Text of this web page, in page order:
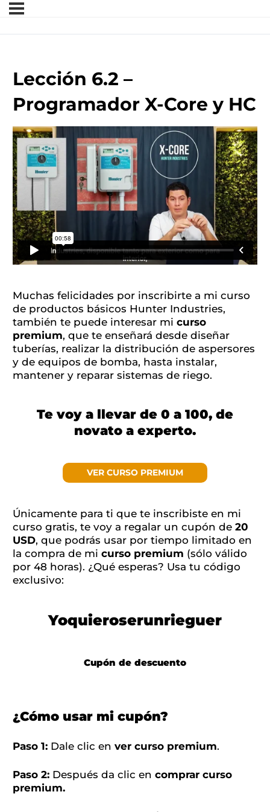
Lección 6.2 –
Programador X-Core y HC
Muchas felicidades por inscribirte a mi curso
de productos básicos Hunter Industries,
también te puede interesar mi curso
premium, que te enseñará desde diseñar
tuberías, realizar la distribución de aspersores
y de equipos de bomba, hasta instalar,
mantener y reparar sistemas de riego.
Te voy a llevar de 0 a 100, de
novato a experto.
VER CURSO PREMIUM
Únicamente para ti que te inscribiste en mi
curso gratis, te voy a regalar un cupón de 20
USD, que podrás usar por tiempo limitado en
la compra de mi curso premium (sólo válido
por 48 horas). ¿Qué esperas? Usa tu código
exclusivo:
Yoquieroserunrieguer
Cupón de descuento
¿Cómo usar mi cupón?
Paso 1: Dale clic en ver curso premium.
Paso 2: Después da clic en comprar curso
premium.